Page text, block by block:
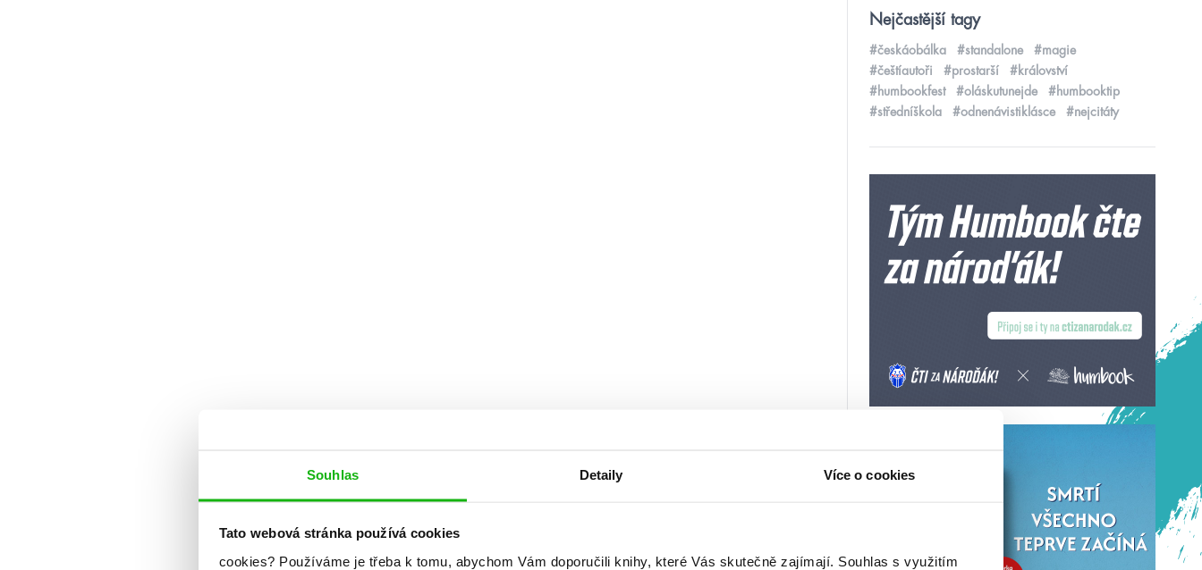
Souhlas Detaily Více o cookies
Tato webová stránka používá cookies
cookies? Používáme je třeba k tomu, abychom Vám doporučili knihy, které Vás skutečně zajímají. Souhlas s využitím
Nejčastější tagy
#českáobálka #standalone
#magie
#češtíautoři
#prostarší
#království
#humbookfest
#oláskutunejde
#humbooktip
#středníškola
#odnenávistiklásce #nejcitáty